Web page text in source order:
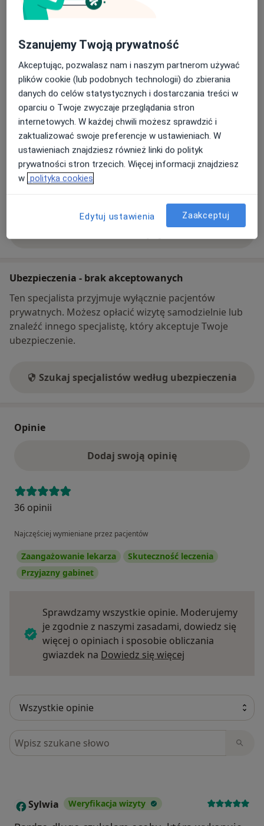
Sztuka Zdrowia
Apollina 10,
otwiera się w nowej karcie
Dostępność
Pokaż kalendarz
Metody płatności (wizyty prywatne)
Gotówka
Blik
Revolut
o adresie
Ubezpieczenia - brak akceptowanych
Ten specjalista przyjmuje wyłącznie pacjentów
prywatnych. Możesz opłacić wizytę samodzielnie lub
znaleźć innego specjalistę, który akceptuje Twoje
ubezpieczenie.
Szukaj specjalistów według ubezpieczenia
Opinie
Dodaj swoją opinię
36 opinii
Najczęściej wymieniane przez pacjentów
Zaangażowanie lekarza
Skuteczność leczenia
Przyjazny gabinet
Sprawdzamy wszystkie opinie. Moderujemy
je zgodnie z naszymi zasadami, dowiedz się
więcej o opiniach i sposobie obliczania
gwiazdek na Dowiedz się więcej
Szukaj w opiniach
S Sylwia Weryfikacja wizyty
Szanujemy Twoją prywatność
Akceptując, pozwalasz nam i naszym partnerom używać
plików cookie (lub podobnych technologii) do zbierania
danych do celów statystycznych i dostarczania treści w
oparciu o Twoje zwyczaje przeglądania stron
internetowych. W każdej chwili możesz sprawdzić i
zaktualizować swoje preferencje w ustawieniach. W
ustawieniach znajdziesz również linki do polityk
prywatności stron trzecich. Więcej informacji znajdziesz
w polityka cookies
Edytuj ustawienia Zaakceptuj